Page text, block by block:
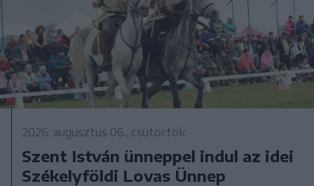
2026. augusztus 06., csütörtök
Szent István ünneppel indul az idei
Székelyföldi Lovas Ünnep